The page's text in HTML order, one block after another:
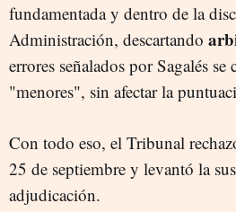
fundamentada y dentro de la
Administración, descartando
errores señalados por Sagalés se
"menores", sin afectar la
Con todo eso, el Tribunal
25 de septiembre y levantó la
adjudicación.